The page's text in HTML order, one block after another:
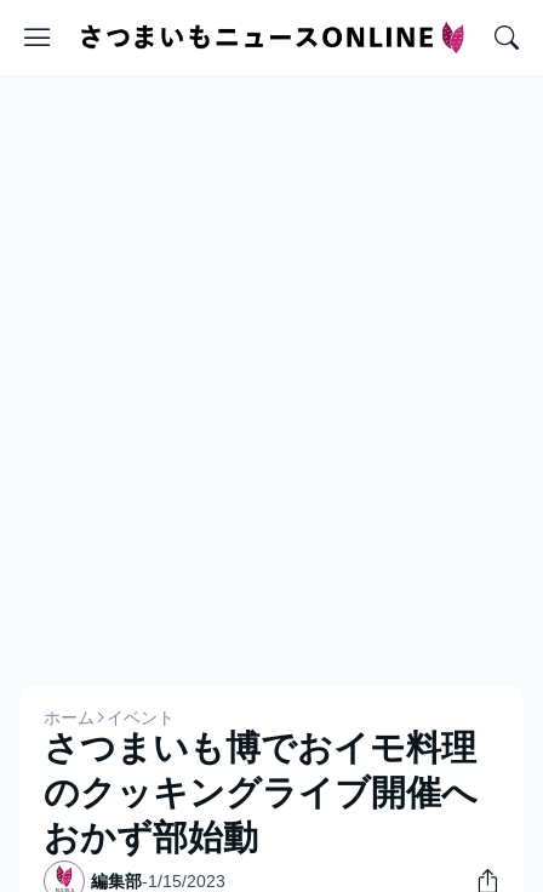
ホーム イベント
さつまいも博でおイモ料理
のクッキングライブ開催へ
おかず部始動
編集部-1/15/2023